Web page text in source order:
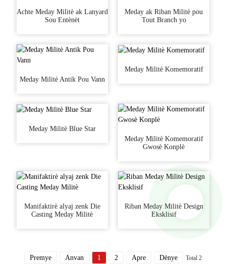
Achte Meday Militè ak Lanyard
Sou Entènèt
Meday ak Riban Militè pou
Tout Branch yo
Meday Militè Antik Pou Vann
Meday Militè Komemoratif
Meday Militè Blue Star
Meday Militè Komemoratif
Gwosè Konplè
Manifaktirè alyaj zenk Die
Casting Meday Militè
Riban Meday Militè Design
Eksklisif
Premye Anvan 1 2 Apre Dènye Total 2